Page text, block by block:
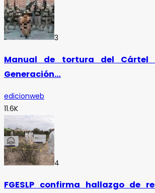
3
Manual de tortura del Cártel
Generación…
edicionweb
11.6K
4
FGESLP confirma hallazgo de